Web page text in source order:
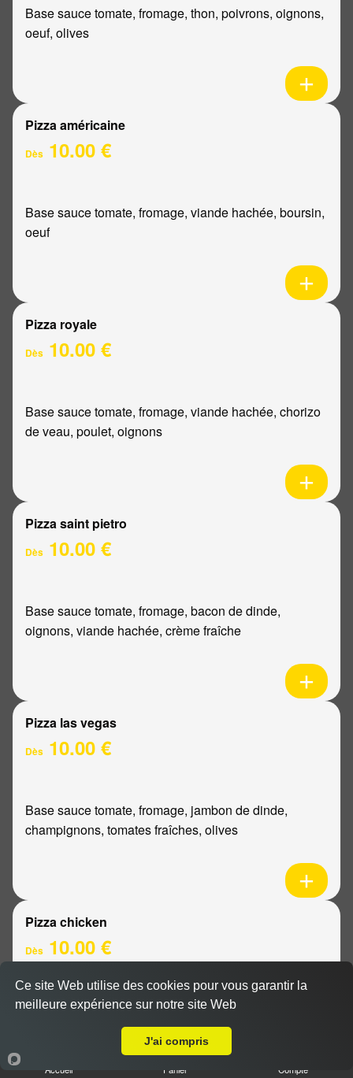
Base sauce tomate, fromage, thon, poivrons, oignons,
oeuf, olives
Pizza américaine
Dès 10.00 €
Base sauce tomate, fromage, viande hachée, boursin,
oeuf
Pizza royale
Dès 10.00 €
Base sauce tomate, fromage, viande hachée, chorizo
de veau, poulet, oignons
Pizza saint pietro
Dès 10.00 €
Base sauce tomate, fromage, bacon de dinde,
oignons, viande hachée, crème fraîche
Pizza las vegas
Dès 10.00 €
Base sauce tomate, fromage, jambon de dinde,
champignons, tomates fraîches, olives
Pizza chicken
Dès 10.00 €
Base sauce tomate, fromage, poulet, poivrons,
Accueil Panier Compte
Ce site Web utilise des cookies pour vous garantir la
meilleure expérience sur notre site Web
J'ai compris